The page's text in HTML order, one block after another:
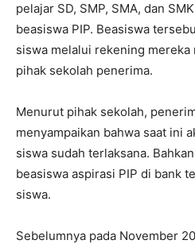
pelajar SD, SMP, SMA, dan
beasiswa PIP. Beasiswa
siswa melalui rekening
pihak sekolah penerima.
Menurut pihak sekolah,
menyampaikan bahwa saat ini
siswa sudah terlaksana.
beasiswa aspirasi PIP di bank
siswa.
Sebelumnya pada November